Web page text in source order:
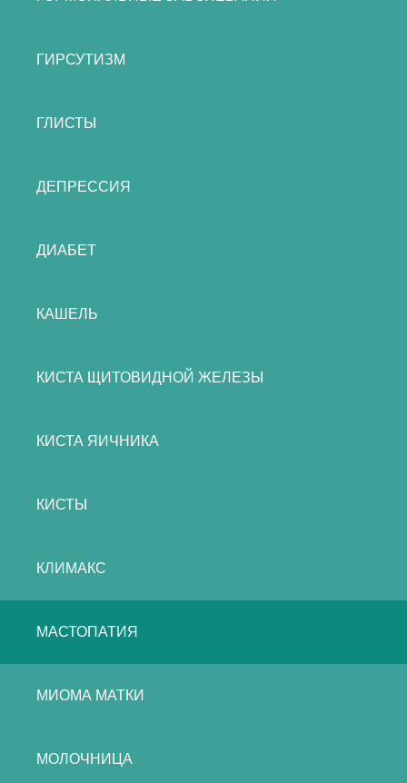
ГИРСУТИЗМ
ГЛИСТЫ
ДЕПРЕССИЯ
ДИАБЕТ
КАШЕЛЬ
КИСТА ЩИТОВИДНОЙ ЖЕЛЕЗЫ
КИСТА ЯИЧНИКА
КИСТЫ
КЛИМАКС
МАСТОПАТИЯ
МИОМА МАТКИ
МОЛОЧНИЦА